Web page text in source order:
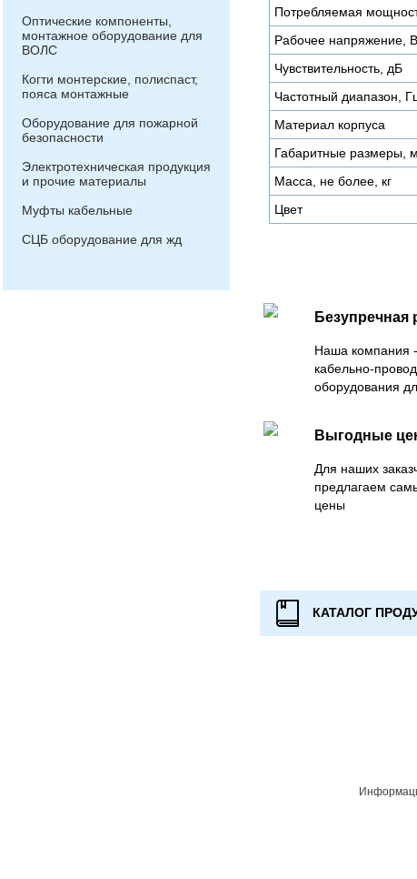
Оптические компоненты,
монтажное оборудование для
ВОЛС
Когти монтерские, полиспаст,
пояса монтажные
Оборудование для пожарной
безопасности
Электротехническая продукция
и прочие материалы
Муфты кабельные
СЦБ оборудование для жд
Потребляемая
Рабочее напряжение, В
Чувствительность, дБ
Частотный диапазон,
Материал корпуса
Габаритные размеры,
Масса, не более, кг
Цвет
Безупречная
Наша компания
кабельно-
оборудования
Выгодные
Для наших
предлагаем
цены
КАТАЛОГ